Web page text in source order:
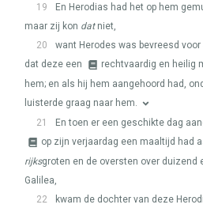
19
En Herodias had het op hem
maar zij kon datniet,
20
want Herodes was bevreesd
dat deze een
rechtvaardig en heilig
hem; en als hij hem aangehoord had,
luisterde graag naar hem.
21
En toen er een geschikte dag
op zijn verjaardag een maaltijd had
rijksgroten en de oversten over duizend
Galilea,
22
kwam de dochter van deze